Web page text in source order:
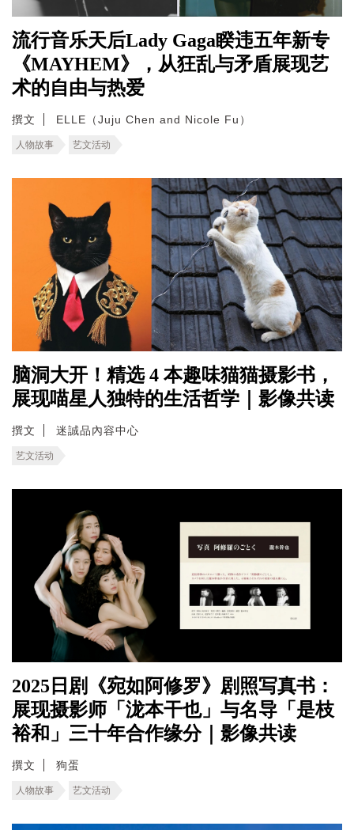
流行音乐天后Lady Gaga睽违五年新专
《MAYHEM》，从狂乱与矛盾展现艺
术的自由与热爱
撰文 ELLE（Juju Chen and Nicole Fu）
人物故事 艺文活动
脑洞大开！精选 4 本趣味猫猫摄影书，
展现喵星人独特的生活哲学｜影像共读
撰文 迷誠品內容中心
艺文活动
2025日剧《宛如阿修罗》剧照写真书：
展现摄影师「泷本干也」与名导「是枝
裕和」三十年合作缘分｜影像共读
撰文 狗蛋
人物故事 艺文活动